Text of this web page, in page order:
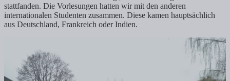
stattfanden. Die Vorlesungen hatten wir mit den anderen
internationalen Studenten zusammen. Diese kamen hauptsächlich
aus Deutschland, Frankreich oder Indien.